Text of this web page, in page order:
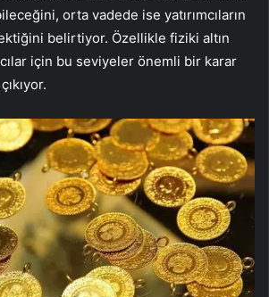
orta vadede ise yatırımcıların
belirtiyor. Özellikle fiziki altın
için bu seviyeler önemli bir karar